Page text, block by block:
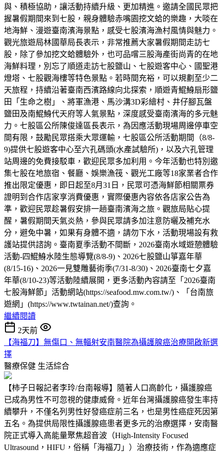
與、積極協助，讓活動持續升級、更加精進。邀請全國民眾把
握暑假期間來到七股，親身體驗赤嘴園挖文蛤的樂趣，大啖在
地海鮮、漫遊臺南濱海景點，感受七股濱海漁村風情與魅力。
觀光旅遊局林國華局長表示，非常推薦大家暑假期間走訪七
股，除了參加挖文蛤體驗外，也可品嚐三股海產街尚青的在地
海鮮料理，別忘了順道走訪七股鹽山、七股遊客中心、國聖港
燈塔、七股觀海樓等特色景點。若時間充裕，可以規劃至少二
天旅程，持續沿著臺南西濱路線向北探索，順遊青鯤鯓扇形鹽
田「生命之樹」、將軍漁港、馬沙溝3D彩繪村、井仔腳瓦盤
鹽田及南鯤鯓代天府等人氣景點，深度感受臺南濱海的多元魅
力。七股區公所陳俊達區長表示，為因應活動現場周邊停車空
間有限，鼓勵民眾搭乘大眾運輸，七股區公所活動期間（8/8-
9)提供七股遊客中心至六孔碼頭(水產試驗所)，以及六孔管理
站周邊的免費接駁車，歡迎民眾多加利用。今年活動也特別邀
集七股在地旅宿、餐廳、娛樂漁筏、觀光工廠等18家業者合作
推出限定優惠，即日起至8月31日，民眾可憑海鮮節相關票券
證明到合作店家享消費優惠，實際優惠內容依各店家公告為
準，歡迎民眾趁暑假安排一趟臺南濱海之旅。觀旅局貼心提
醒，暑假期間天氣炎熱，參與民眾請多加注意防曬及補充水
分，避免中暑，如果有身體不適，請勿下水，活動現場設有救
護站提供諮詢。臺南夏季活動不間斷，2026臺南水域遊憩體驗
活動-四鯤鯓水陸生態導覽(8/8-9)、2026七股鹽山箏嘉年華
(8/15-16)、2026一見雙雕藝術季(7/31-8/30)、2026臺南七夕嘉
年華(8/10-23)等活動陸續展開，更多活動內容請至「2026臺南
七股海鮮節」活動網站(https://seafood.mw.com.tw/)、「台南旅
遊網」(https://www.twtainan.net/)查詢。
繼續閱讀
2天前
【海福刀】無傷口、無輻射安南醫院為攝護腺癌治療開啟新選
擇
醫療保健 生活綜合
【柿子日報記者李玲/台南報導】隨著人口高齡化，攝護腺癌
已成為男性不可忽視的健康威脅。近年台灣攝護腺癌發生率持
續攀升，不僅名列男性好發癌症前三名，也是男性癌症死因第
五名。為提供局限性攝護腺癌患者更多元的治療選擇，安南醫
院正式導入高能量聚焦超音波（High-Intensity Focused
Ultrasound，HIFU，俗稱「海福刀」）治療技術，作為適應症